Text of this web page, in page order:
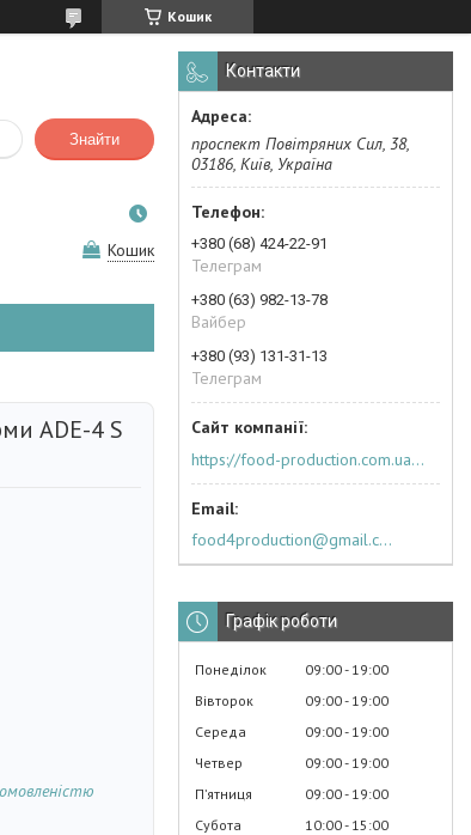
Кошик
Знайти
Кошик
ADE-4 S
Контакти
проспект Повітряних Сил, 38,
03186, Київ, Україна
+380 (68) 424-22-91
Телеграм
+380 (63) 982-13-78
Вайбер
+380 (93) 131-31-13
Телеграм
https://food-production.com.ua/ua/
food4production@gmail.com
Графік роботи
Понеділок 09:00 19:00
Вівторок
09:00 19:00
Середа
09:00 19:00
Четвер
09:00 19:00
Пʼятниця
09:00 19:00
Субота
10:00 15:00